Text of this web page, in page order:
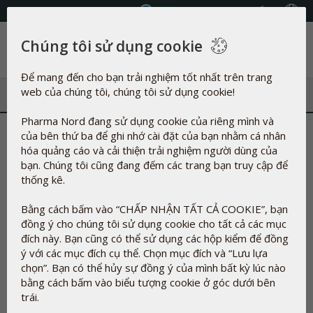
Danh mục
Pharma Nord - Chất lượng tạo
nên sự khác biệt trong từng
sản phẩm
19-11-2024
Trong bối cảnh sức khỏe ngày càng trở thành mối quan tâm
hàng đầu, việc lựa chọn các sản phẩm bổ sung an toàn, chất
lượng và hiệu quả đã trở thành ưu tiên của người tiêu dùng
thông minh.
Chúng tôi sử dụng cookie
Để mang đến cho bạn trải nghiệm tốt nhất trên trang
web của chúng tôi, chúng tôi sử dụng cookie!
Pharma Nord đang sử dụng cookie của riêng mình và
của bên thứ ba để ghi nhớ cài đặt của bạn nhằm cá nhân
hóa quảng cáo và cải thiện trải nghiệm người dùng của
bạn. Chúng tôi cũng đang đếm các trang bạn truy cập để
thống kê.
Bằng cách bấm vào “CHẤP NHẬN TẤT CẢ COOKIE”, bạn
đồng ý cho chúng tôi sử dụng cookie cho tất cả các mục
đích này. Bạn cũng có thể sử dụng các hộp kiểm để đồng
ý với các mục đích cụ thể. Chọn mục đích và “Lưu lựa
chọn”. Bạn có thể hủy sự đồng ý của mình bất kỳ lúc nào
bằng cách bấm vào biểu tượng cookie ở góc dưới bên
trái.